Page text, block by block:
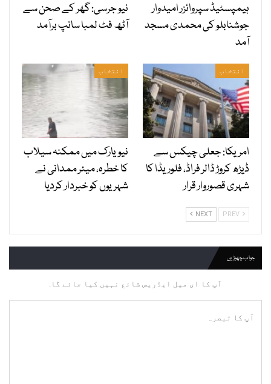
ہیمپسٹیڈ سپروائزر امیدوار
جوشنابلو کی محمدی مسجد
آمد
نیو جرسی: گھر کے صحن سے
آٹھ فٹ لمبا سانپ برآمد
انتخاب
امریکا: جعلی چیکس سے
ڈیڑھ کروڑ ڈالر فراڈ، فلوریڈا کا
شہری قصوروار قرار
انتخاب
نیویارک میں ممکنہ سیلاب
کا خطرہ، میئر ممدانی نے
شہریوں کو خبردار کردیا
NEXT
جواب چھوڑیں
آپ کا ای میل ایڈریس شائع نہیں کیا جائے گا.